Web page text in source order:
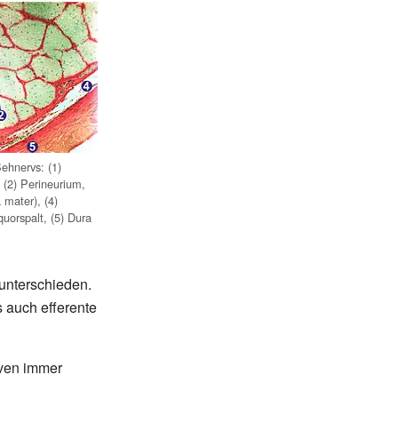
(1)
Perineurium,
mater), (4)
(5) Dura
auch efferente
immer